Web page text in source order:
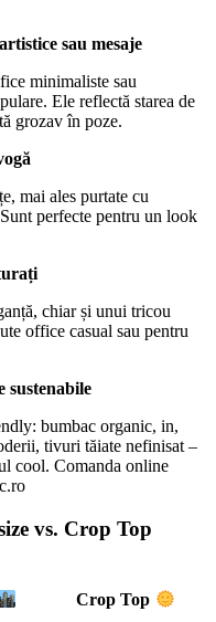
sau mesaje
minimaliste sau
Ele reflectă starea de
grozav în poze.
mai ales purtate cu
perfecte pentru un look
chiar și unui tricou
office casual sau pentru
sustenabile
bumbac organic, in,
tivuri tăiate nefinisat –
cool. Comanda online
vs. Crop Top
Crop Top